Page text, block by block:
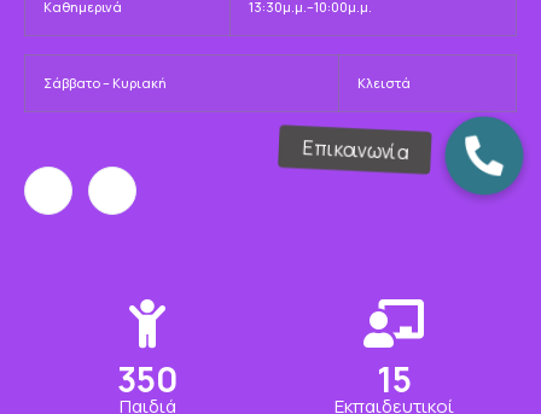
Καθημερινά 13:30μ.μ.–10:00μ.μ.
Σάββατο – Κυριακή Κλειστά
350
Παιδιά
15
Εκπαιδευτικοί